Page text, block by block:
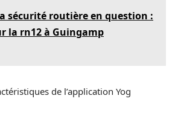
sécurité routière en question :
la rn12 à Guingamp
de l’application Yog